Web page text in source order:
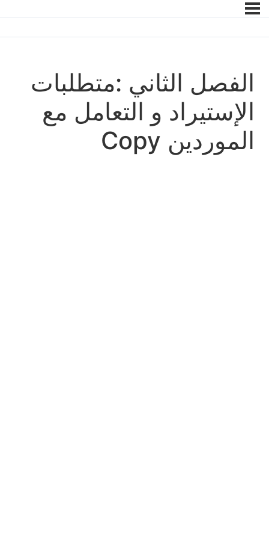
الفصل الثاني :متطلبات
الإستيراد و التعامل مع
الموردين Copy